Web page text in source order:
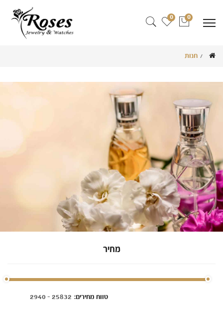
0 0
חנות
מחיר
:טווח מחירים